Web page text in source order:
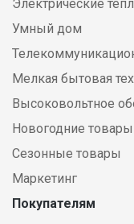
Электрические
Умный дом
Мелкая бытовая
Высоковольтное
Новогодние товары
Сезонные товары
Маркетинг
Покупателям